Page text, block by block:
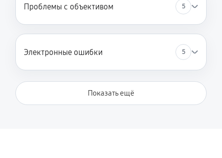
Проблемы с объективом 5
Электронные ошибки 5
Показать ещё